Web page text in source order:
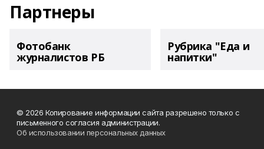
Партнеры
Фотобанк
журналистов РБ
Рубрика "Еда и
напитки"
© 2026 Копирование информации сайта разрешено только с
письменного согласия администрации.
Об использовании персональных данных